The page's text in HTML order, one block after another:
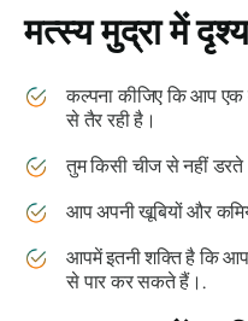
मत्स्य मुद्रामें
कल्पना कीजिए कि आप
से तैर रही है।
तुम किसी चीज से नहीं
आप अपनी खूबियों और
आपमें इतनी शक्ति है कि
से पार कर सकते हैं।.